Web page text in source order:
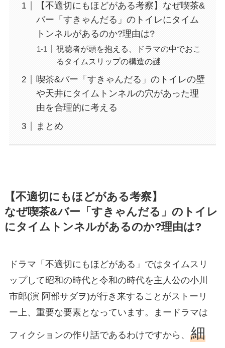
【不適切にもほどがある考察】なぜ喫茶&
バー「すきゃんだる」のトイレにタイム
トンネルがあるのか?理由は?
視聴者が頭を抱える、ドラマの中でおこ
るタイムスリップの構造の謎
喫茶&バー「すきゃんだる」のトイレの壁
や天井にタイムトンネルの穴があった理
由を合理的に考える
まとめ
【不適切にもほどがある考察】
なぜ喫茶&バー「すきゃんだる」のトイレ
にタイムトンネルがあるのか?理由は?
ドラマ「不適切にもほどがある」ではタイムスリ
ップして昭和の時代と令和の時代を主人公の小川
市郎(演 阿部サダヲ)が行き来することがストーリ
ー上、重要な要素となっています。まードラマは
フィクションの作り話であるわけですから、 細